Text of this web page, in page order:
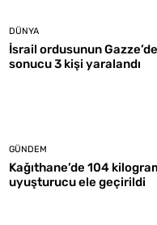
DÜNYA
İsrail ordusunun
sonucu 3 kişi yaralandı
GÜNDEM
Kağıthane’de 104
uyuşturucu ele geçirildi